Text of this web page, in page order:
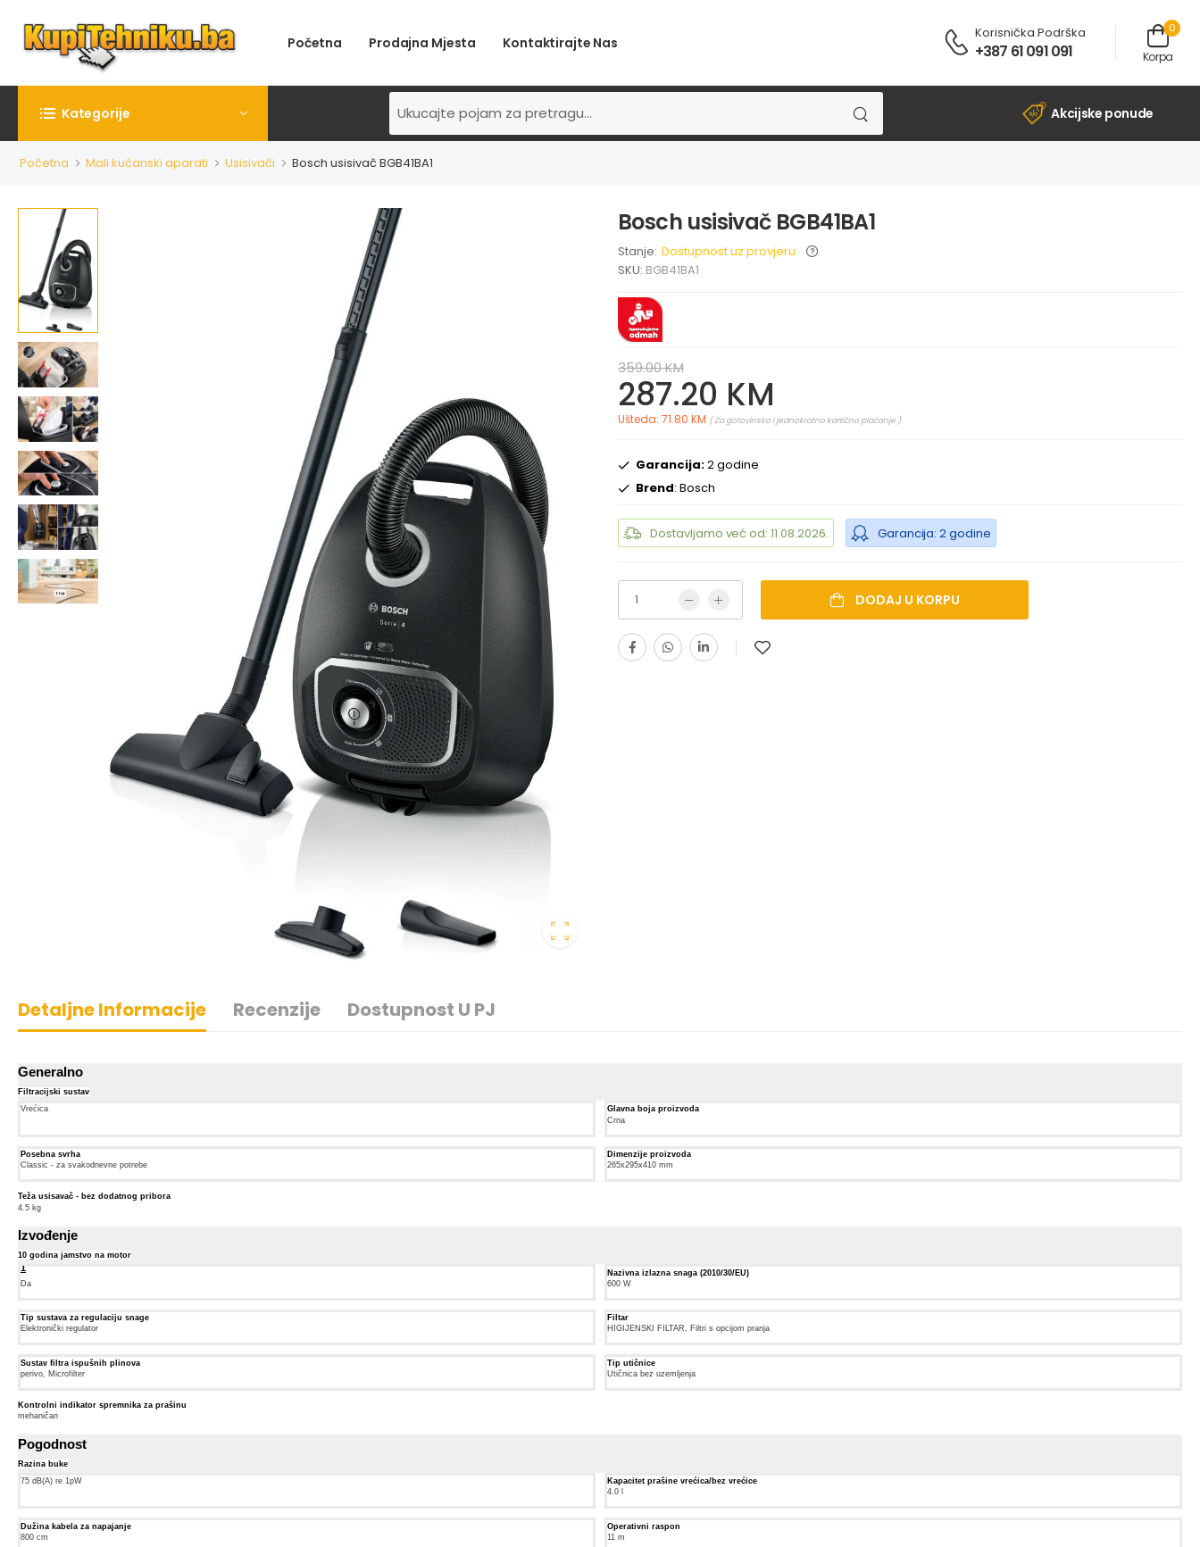
Početna Prodajna Mjesta Kontaktirajte Nas
Korisnička Podrška:
+387 61 091 091
0
Korpa
Kategorije Akcijske ponude
Početna Mali kućanski aparati Usisivači Bosch usisivač BGB41BA1
Bosch usisivač BGB41BA1
Stanje: Dostupnost uz provjeru
SKU: BGB41BA1
359.00 KM
287.20 KM
Ušteda: 71.80 KM ( Za gotovinsko i jednokratno kartično plaćanje )
Garancija:2 godine
Brend: Bosch
Dostavljamo već od: 11.08.2026. Garancija: 2 godine
DODAJ U KORPU
Detaljne Informacije Recenzije Dostupnost U PJ
Generalno
Filtracijski sustav
Vrećica
Glavna boja proizvoda
Crna
Posebna svrha
Classic - za svakodnevne potrebe
Dimenzije proizvoda
265x295x410 mm
Teža usisavač - bez dodatnog pribora
4.5 kg
Izvođenje
10 godina jamstvo na motor
1
1:
na
https://www.bosch-
Da
Nazivna izlazna snaga (2010/30/EU)
600 W
Tip sustava za regulaciju snage
Elektronički regulator
Filtar
HIGIJENSKI FILTAR, Filtri s opcijom pranja
Sustav filtra ispušnih plinova
perivo, Microfilter
Tip utičnice
Utičnica bez uzemljenja
Kontrolni indikator spremnika za prašinu
mehaničan
Pogodnost
Razina buke
75 dB(A) re 1pW
Kapacitet prašine vrećica/bez vrećice
4.0 l
Dužina kabela za napajanje
800 cm
Operativni raspon
11 m